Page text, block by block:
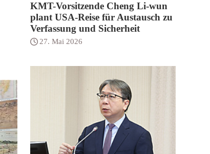
KMT-Vorsitzende Cheng Li-wun
plant USA-Reise für Austausch zu
Verfassung und Sicherheit
27. Mai 2026